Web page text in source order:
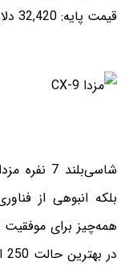
قیمت پایه: 32,420 دلار
بلکه انبوهی از